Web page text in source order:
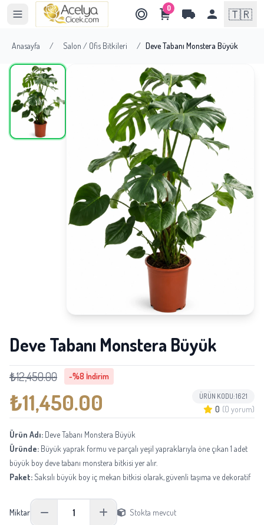
0 🇹🇷
Anasayfa / Salon / Ofis Bitkileri / Deve Tabanı Monstera Büyük
Deve Tabanı Monstera Büyük
₺12,450.00 -%8 İndirim
₺11,450.00 ÜRÜN KODU: 1621
0 (0 yorum)
Ürün Adı: Deve Tabanı Monstera Büyük
Üründe: Büyük yaprak formu ve parçalı yeşil yapraklarıyla öne çıkan 1 adet
büyük boy deve tabanı monstera bitkisi yer alır.
Paket: Saksılı büyük boy iç mekan bitkisi olarak, güvenli taşıma ve dekoratif
Ortalama 90-130 cm aralığındadır.
Mevsimsel tedarik durumuna göre aynı kalite ve görünüm korunarak
Miktar 1 Stokta mevcut